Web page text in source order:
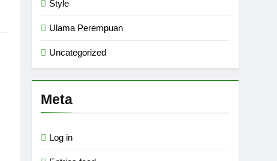
Style
Ulama Perempuan
Uncategorized
Meta
Log in